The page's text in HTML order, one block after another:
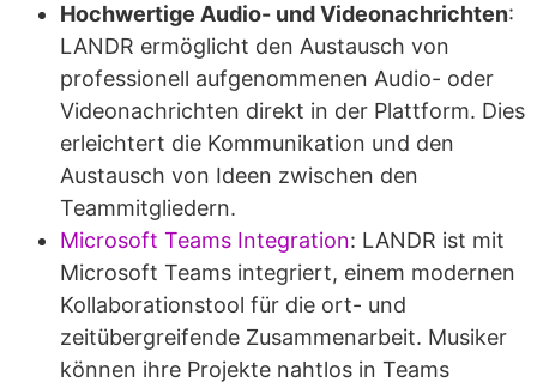
Hochwertige Audio- und Videonachrichten:
LANDR ermöglicht den Austausch von
professionell aufgenommenen Audio- oder
Videonachrichten direkt in der Plattform. Dies
erleichtert die Kommunikation und den
Austausch von Ideen zwischen den
Teammitgliedern.
Microsoft Teams Integration: LANDR ist mit
Microsoft Teams integriert, einem modernen
Kollaborationstool für die ort- und
zeitübergreifende Zusammenarbeit. Musiker
können ihre Projekte nahtlos in Teams